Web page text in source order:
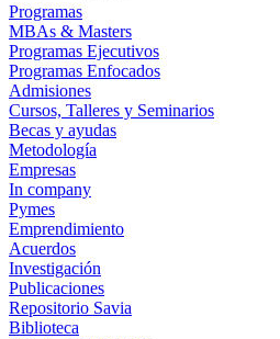
Programas
MBAs & Masters
Programas Ejecutivos
Programas Enfocados
Admisiones
Cursos, Talleres y Seminarios
Becas y ayudas
Metodología
Empresas
In company
Pymes
Emprendimiento
Acuerdos
Investigación
Publicaciones
Repositorio Savia
Biblioteca